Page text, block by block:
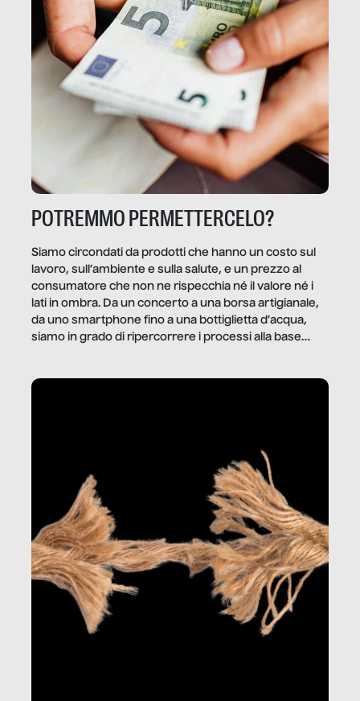
POTREMMO PERMETTERCELO?
Siamo circondati da prodotti che hanno un costo sul
lavoro, sull’ambiente e sulla salute, e un prezzo al
consumatore che non ne rispecchia né il valore né i
lati in ombra. Da un concerto a una borsa artigianale,
da uno smartphone fino a una bottiglietta d’acqua,
siamo in grado di ripercorrere i processi alla base
dietro gli oggetti e i servizi che fanno la nostra vita